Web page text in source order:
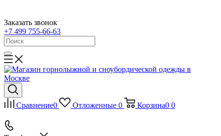
Заказать звонок
+7 499 755-66-63
Сравнение0 Отложенные 0 Корзина0 0